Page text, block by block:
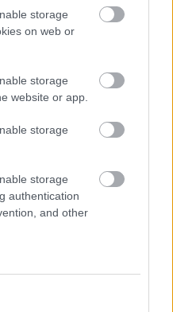
storage
on web or
storage
website or app.
storage
storage
authentication
and other
diák mémet
azt a kollégium
az érettségiző
hogy az többször
a mém, és
Bibok Róbert
Cáfolta,
Mint írja,
– tehát
tagja – a tanév